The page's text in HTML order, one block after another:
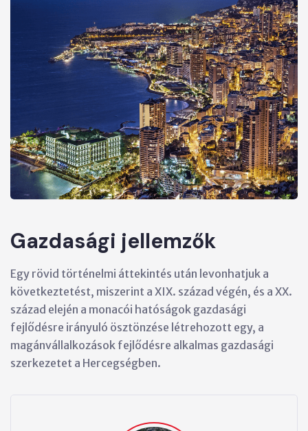
Gazdasági jellemzők
Egy rövid történelmi áttekintés után levonhatjuk a
következtetést, miszerint a XIX. század végén, és a XX.
század elején a monacói hatóságok gazdasági
fejlődésre irányuló ösztönzése létrehozott egy, a
magánvállalkozások fejlődésre alkalmas gazdasági
szerkezetet a Hercegségben.